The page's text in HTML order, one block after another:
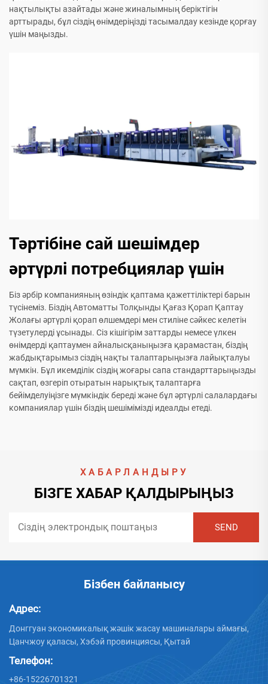
нақтылықты азайтады және жиналымның беріктігін
арттырады, бұл сіздің өнімдеріңізді тасымалдау кезінде қорғау
үшін маңызды.
Тәртібіне сай шешімдер
әртүрлі потребциялар үшін
Біз әрбір компанияның өзіндік қаптама қажеттіліктері барын
түсінеміз. Біздің Автоматты Толқынды Қағаз Қорап Қаптау
Жолағы әртүрлі қорап өлшемдері мен стиліне сәйкес келетін
түзетулерді ұсынады. Сіз кішігірім заттарды немесе үлкен
өнімдерді қаптаумен айналысқаныңызға қарамастан, біздің
жабдықтарымыз сіздің нақты талаптарыңызға лайықталуы
мүмкін. Бұл икемділік сіздің жоғары сапа стандарттарыңызды
сақтап, өзгеріп отыратын нарықтық талаптарға
бейімделуіңізге мүмкіндік береді және бұл әртүрлі салалардағы
компаниялар үшін біздің шешімімізді идеалды етеді.
ХАБАРЛАНДЫРУ
БІЗГЕ ХАБАР ҚАЛДЫРЫҢЫЗ
Бізбен байланысу
Адрес:
Донггуан экономикалық жәшік жасау машиналары аймағы,
Цанчжоу қаласы, Хэбэй провинциясы, Қытай
Телефон:
+86-15226701321